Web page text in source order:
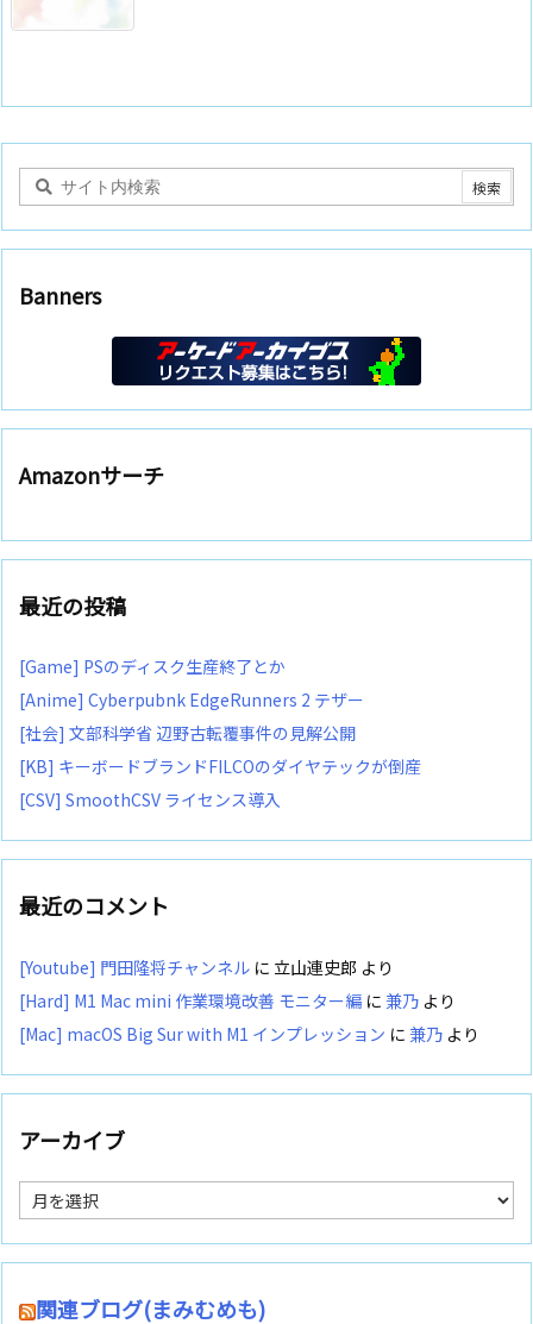
Banners
Amazonサーチ
最近の投稿
[Game] PSのディスク生産終了とか
[Anime] Cyberpubnk EdgeRunners 2 テザー
[社会] 文部科学省 辺野古転覆事件の見解公開
[KB] キーボードブランドFILCOのダイヤテックが倒産
[CSV] SmoothCSV ライセンス導入
最近のコメント
[Youtube] 門田隆将チャンネル に 立山連史郎 より
[Hard] M1 Mac mini 作業環境改善 モニター編 に 兼乃 より
[Mac] macOS Big Sur with M1 インプレッション に 兼乃 より
アーカイブ
ア
ー
カ
イ
関連ブログ(まみむめも)